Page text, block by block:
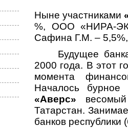
Ныне участниками
%, ООО «НИРА-
Сафина Г.М. –
Будущее банка
2000 года. В этот
момента
Началось
«Аверс» весомый
Татарстан.
банков республики